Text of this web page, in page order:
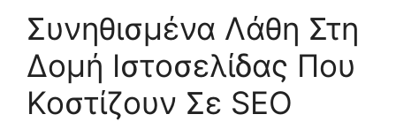
Συνηθισμένα Λάθη Στη
Δομή Ιστοσελίδας Που
Κοστίζουν Σε SEO